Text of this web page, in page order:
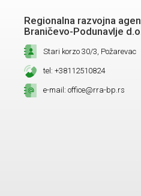
Regionalna razvojna
Braničevo-Podunavlje
Stari korzo 30/3, Požarevac
tel: +38112510824
e-mail: office@rra-bp.rs